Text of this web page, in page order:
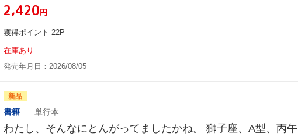
¥2,420円
獲得ポイント 22P
在庫あり
発売年月日：2026/08/05
新品
書籍 単行本
わたし、そんなにとんがってましたかね。 獅子座、A型、丙午